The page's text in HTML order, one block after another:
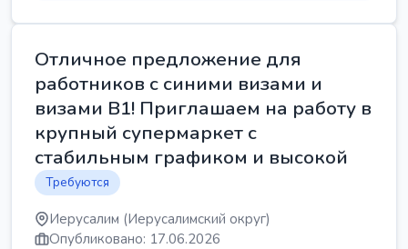
Отличное предложение для
работников с синими визами и
визами B1! Приглашаем на работу в
крупный супермаркет с
стабильным графиком и высокой
Требуются
Иерусалим (Иерусалимский округ)
Опубликовано: 17.06.2026